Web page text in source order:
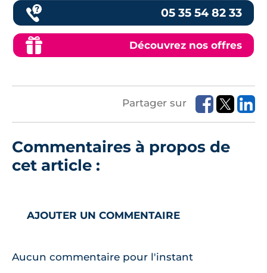
05 35 54 82 33
Découvrez nos offres
Partager sur
Commentaires à propos de
cet article :
AJOUTER UN COMMENTAIRE
Aucun commentaire pour l'instant